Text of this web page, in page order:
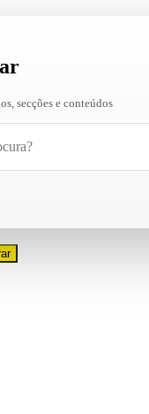
secções e conteúdos